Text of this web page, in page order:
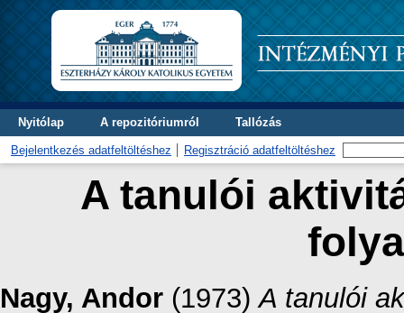
Nyitólap A repozitóriumról Tallózás
Bejelentkezés adatfeltöltéshez Regisztráció adatfeltöltéshez
A tanulói
Nagy, Andor (1973)A tanulói